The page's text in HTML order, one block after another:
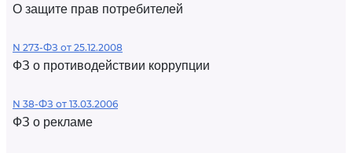
О защите прав потребителей
N 273-ФЗ от 25.12.2008
ФЗ о противодействии коррупции
N 38-ФЗ от 13.03.2006
ФЗ о рекламе